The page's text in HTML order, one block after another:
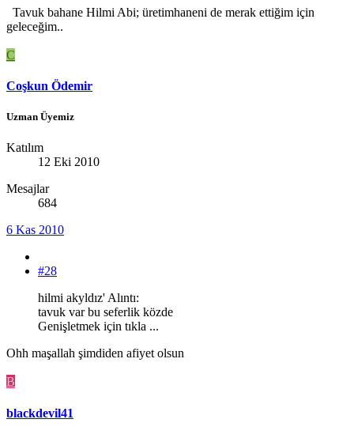
Tavuk bahane Hilmi Abi; üretimhaneni de merak ettiğim için
geleceğim..
C
Coşkun Ödemir
Uzman Üyemiz
Katılım
12 Eki 2010
Mesajlar
684
6 Kas 2010
#28
hilmi akyldız' Alıntı:
tavuk var bu seferlik közde
Genişletmek için tıkla ...
Ohh maşallah şimdiden afiyet olsun
B
blackdevil41